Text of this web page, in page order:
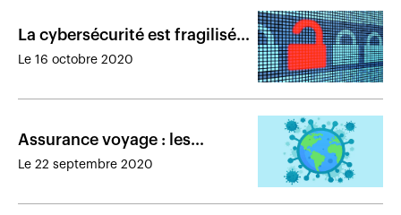
La cybersécurité est fragilisée
en temps de crise selon le FMI
Le 16 octobre 2020
Assurance voyage : les
assureurs sont de retour
Le 22 septembre 2020